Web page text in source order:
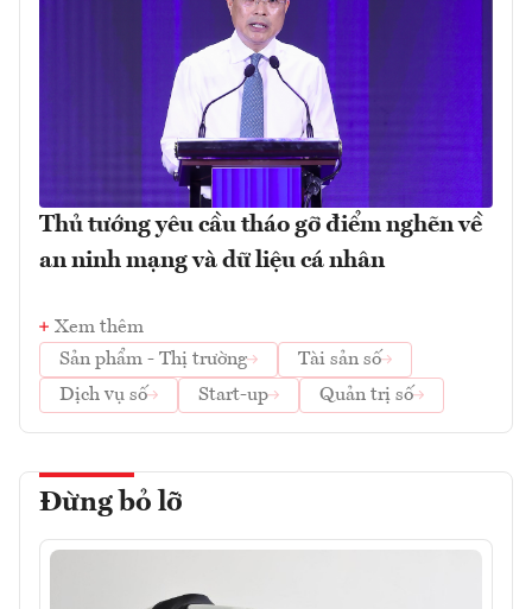
Thủ tướng yêu cầu tháo gỡ điểm nghẽn về
an ninh mạng và dữ liệu cá nhân
Xem thêm
Sản phẩm - Thị trường
Tài sản số
Dịch vụ số
Start-up Quản trị số
Đừng bỏ lỡ